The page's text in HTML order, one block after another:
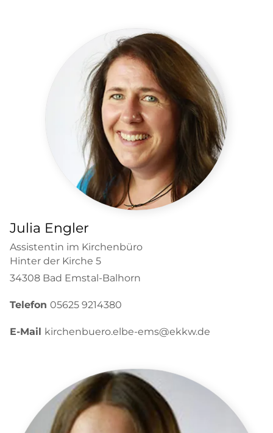
Julia Engler
Assistentin im Kirchenbüro
Hinter der Kirche 5
34308 Bad Emstal-Balhorn
Telefon 05625 9214380
E-Mail kirchenbuero.elbe-ems@ekkw.de